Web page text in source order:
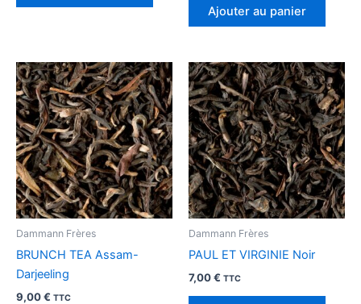
Ajouter au panier
Dammann Frères
BRUNCH TEA Assam-
Darjeeling
9,00€ TTC
Dammann Frères
PAUL ET VIRGINIE Noir
7,00€ TTC